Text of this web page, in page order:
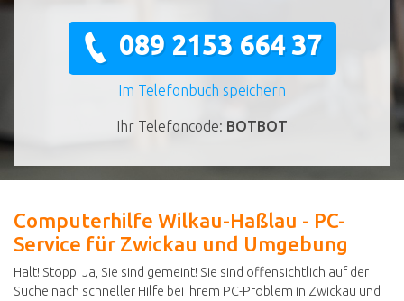
089 2153 664 37
Im Telefonbuch speichern
Ihr Telefoncode: BOTBOT
Computerhilfe Wilkau-Haßlau - PC-
Service für Zwickau und Umgebung
Halt! Stopp! Ja, Sie sind gemeint! Sie sind offensichtlich auf der
Suche nach schneller Hilfe bei Ihrem PC-Problem in Zwickau und